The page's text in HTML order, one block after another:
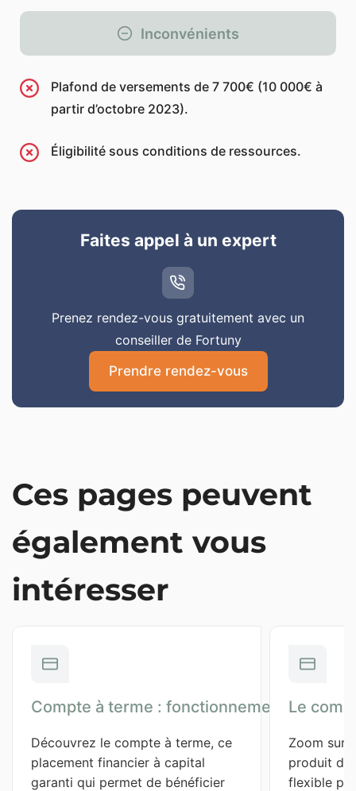
Inconvénients
Plafond de versements de 7 700€ (10 000€ à
partir d’octobre 2023).
Éligibilité sous conditions de ressources.
Faites appel à un expert
Prenez rendez-vous gratuitement avec un
conseiller de Fortuny
Prendre rendez-vous
Ces pages peuvent
également vous
intéresser
Compte à terme : fonctionnement, taux,
Découvrez le compte à terme, ce
placement financier à capital
garanti qui permet de bénéficier
Le
Zoom sur
produit
flexible